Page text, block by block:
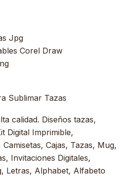
Jpg
Corel Draw
Sublimar Tazas
calidad. Diseños tazas,
Digital Imprimible,
Cajas, Tazas, Mug,
Invitaciones Digitales,
Letras, Alphabet, Alfabeto